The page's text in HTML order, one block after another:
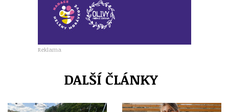
Reklama
DALŠÍ ČLÁNKY